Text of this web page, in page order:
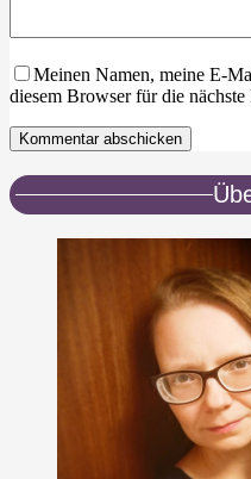
Meinen Namen, meine E-
diesem Browser für die
Kommentar abschicken